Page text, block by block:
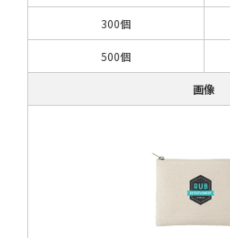
300個
500個
画像